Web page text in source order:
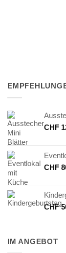
CHF
CHF
CHF
IM ANGEBOT